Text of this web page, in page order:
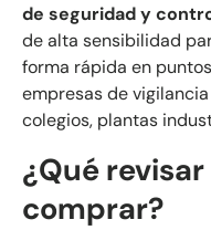
de seguridad y
de alta sensibilidad
forma rápida en
empresas de
colegios, plantas
¿Qué
comprar?